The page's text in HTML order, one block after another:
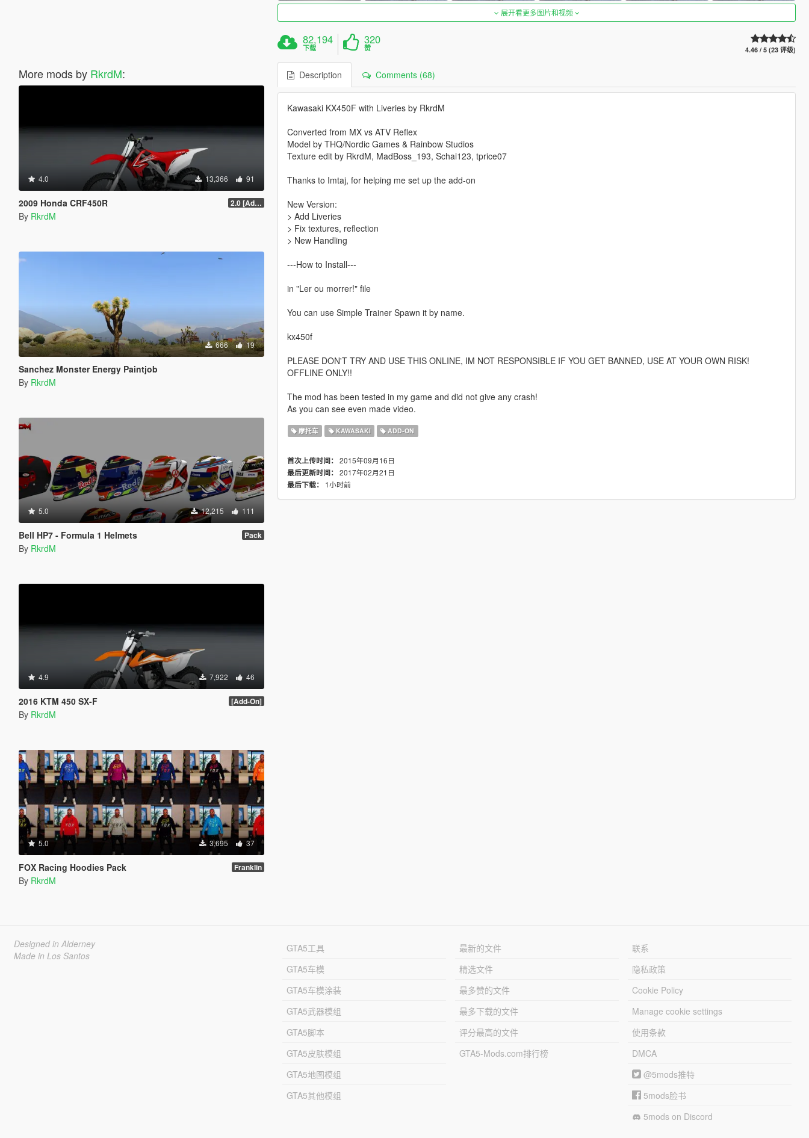
More mods by RkrdM:
4.0 13,366 91
2009 Honda CRF450R 2.0 [Add-On]
By RkrdM
666 19
Sanchez Monster Energy Paintjob
By RkrdM
5.0 12,215 111
Bell HP7 - Formula 1 Helmets Pack
By RkrdM
4.9 7,922 46
2016 KTM 450 SX-F [Add-On]
By RkrdM
5.0 3,695 37
FOX Racing Hoodies Pack Franklin
By RkrdM
展开看更多图片和视频
82,194
下载
320
赞 4.46 / 5 (23 评级)
Description Comments (68)
Kawasaki KX450F with Liveries by RkrdM
Converted from MX vs ATV Reflex
Model by THQ/Nordic Games & Rainbow Studios
Texture edit by RkrdM, MadBoss_193, Schai123, tprice07
Thanks to Imtaj, for helping me set up the add-on
New Version:
> Add Liveries
> Fix textures, reflection
> New Handling
---How to Install---
in "Ler ou morrer!" file
You can use Simple Trainer Spawn it by name.
kx450f
PLEASE DON'T TRY AND USE THIS ONLINE, IM NOT RESPONSIBLE IF YOU GET BANNED, USE AT YOUR OWN RISK!
OFFLINE ONLY!!
The mod has been tested in my game and did not give any crash!
As you can see even made video.
摩托车 KAWASAKI ADD-ON
首次上传时间： 2015年09月16日
最后更新时间： 2017年02月21日
最后下载：
1小时前
Designed in Alderney
Made in Los Santos
GTA5工具
GTA5车模
GTA5车模涂装
GTA5武器模组
GTA5脚本
GTA5皮肤模组
GTA5地图模组
GTA5其他模组
最新的文件
精选文件
最多赞的文件
最多下载的文件
评分最高的文件
GTA5-Mods.com排行榜
联系
隐私政策
Cookie Policy
Manage cookie settings
使用条款
DMCA
@5mods推特
5mods脸书
5mods on Discord